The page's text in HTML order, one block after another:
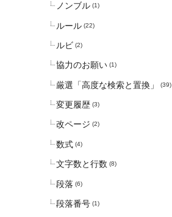
ノンブル (1)
ルール (22)
ルビ (2)
協力のお願い (1)
厳選「高度な検索と置換」 (39)
変更履歴 (3)
改ページ (2)
数式 (4)
文字数と行数 (8)
段落 (6)
段落番号 (1)